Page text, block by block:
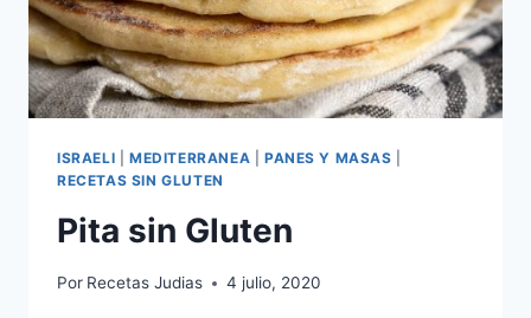
ISRAELI MEDITERRANEA PANES Y MASAS
RECETAS SIN GLUTEN
Pita sin Gluten
Por Recetas Judias 4 julio, 2020